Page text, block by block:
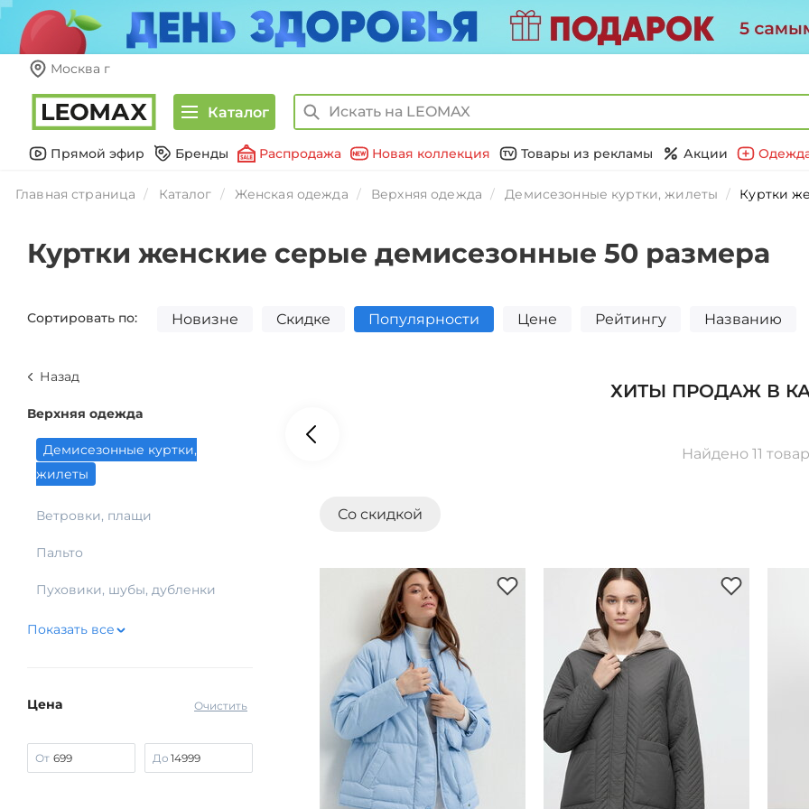
Москва г
Каталог
Прямой эфир Бренды Распродажа Новая коллекция Товары из рекламы Акции
Главная страница Каталог Женская одежда Верхняя одежда Демисезонные куртки, жилеты Куртки
Куртки женские серые демисезонные 50 размера
Сортировать по: Новизне Скидке Популярности Цене Рейтингу Названию
Назад
Верхняя одежда
Демисезонные куртки,
жилеты
Ветровки, плащи
Пальто
Пуховики, шубы, дубленки
Показать все
Очистить
Цена
От До
ХИТЫ ПРОДАЖ В
Найдено 11
Со скидкой